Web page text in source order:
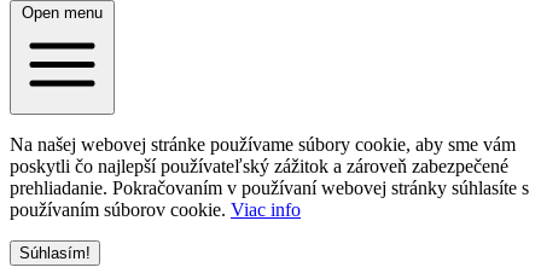
Open menu
Na našej webovej stránke používame súbory cookie, aby sme vám
poskytli čo najlepší používateľský zážitok a zároveň zabezpečené
prehliadanie. Pokračovaním v používaní webovej stránky súhlasíte s
používaním súborov cookie. Viac info
Súhlasím!